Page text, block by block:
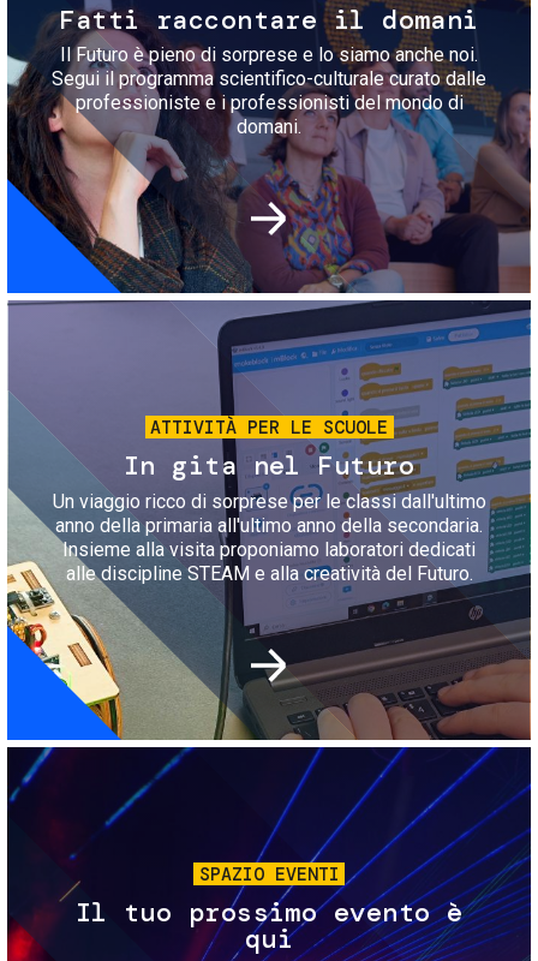
Fatti raccontare il domani
Il Futuro è pieno di sorprese e lo siamo anche noi.
Segui il programma scientifico-culturale curato dalle
professioniste e i professionisti del mondo di
domani.
Immagine
ATTIVITÀ PER LE SCUOLE
In gita nel Futuro
Un viaggio ricco di sorprese per le classi dall'ultimo
anno della primaria all'ultimo anno della secondaria.
Insieme alla visita proponiamo laboratori dedicati
alle discipline STEAM e alla creatività del Futuro.
Immagine
SPAZIO EVENTI
Il tuo prossimo evento è
qui